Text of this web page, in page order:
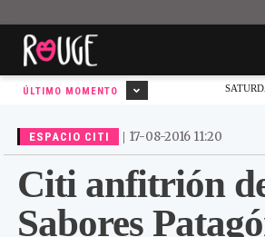
ÚLTIMO MOMENTO
ESPACIO CITI | 17-08-2016 11:20
Citi anfitrión
Sabores